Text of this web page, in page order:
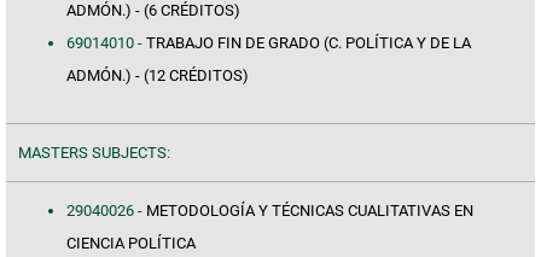
ADMÓN.) - (6 CRÉDITOS)
69014010 - TRABAJO FIN DE GRADO (C. POLÍTICA Y DE LA
ADMÓN.) - (12 CRÉDITOS)
MASTERS SUBJECTS:
29040026 - METODOLOGÍA Y TÉCNICAS CUALITATIVAS EN
CIENCIA POLÍTICA